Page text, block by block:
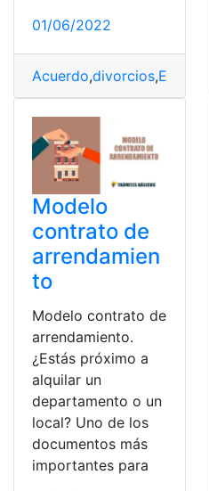
01/06/2022
Acuerdo,divorcios,EEUU
Modelo
contrato de
arrendamien
to
Modelo contrato de
arrendamiento.
¿Estás próximo a
alquilar un
departamento o un
local? Uno de los
documentos más
importantes para